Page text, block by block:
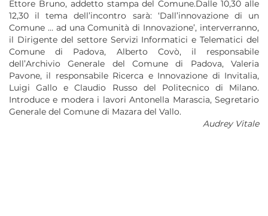
Ettore Bruno, addetto stampa del Comune.Dalle 10,30 alle
12,30 il tema dell’incontro sarà: ‘Dall’innovazione di un
Comune … ad una Comunità di Innovazione’, interverranno,
il Dirigente del settore Servizi Informatici e Telematici del
Comune di Padova, Alberto Covò, il responsabile
dell’Archivio Generale del Comune di Padova, Valeria
Pavone, il responsabile Ricerca e Innovazione di Invitalia,
Luigi Gallo e Claudio Russo del Politecnico di Milano.
Introduce e modera i lavori Antonella Marascia, Segretario
Generale del Comune di Mazara del Vallo.
Audrey Vitale